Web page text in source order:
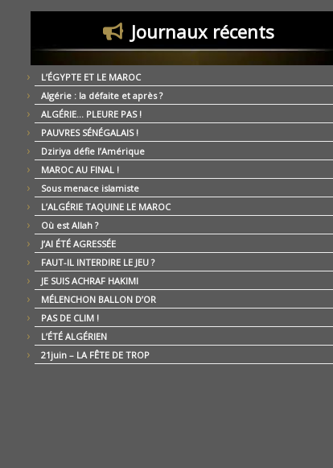
Journaux récents
L’ÉGYPTE ET LE MAROC
Algérie : la défaite et après ?
ALGÉRIE… PLEURE PAS !
PAUVRES SÉNÉGALAIS !
Dziriya défie l’Amérique
MAROC AU FINAL !
Sous menace islamiste
L’ALGÉRIE TAQUINE LE MAROC
Où est Allah ?
J’AI ÉTÉ AGRESSÉE
FAUT-IL INTERDIRE LE JEU ?
JE SUIS ACHRAF HAKIMI
MÉLENCHON BALLON D’OR
PAS DE CLIM !
L’ÉTÉ ALGÉRIEN
21juin – LA FÊTE DE TROP